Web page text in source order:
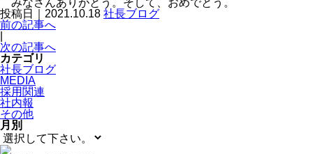
投稿日｜2021.10.18 社長ブログ
前の記事へ
次の記事へ
カテゴリ
社長ブログ
MEDIA
採用関連
社内報
その他
月別